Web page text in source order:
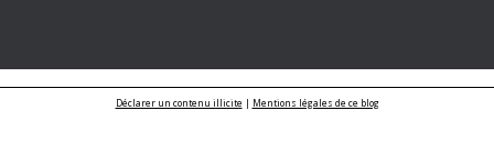
Déclarer un contenu illicite| Mentions légales de ce blog